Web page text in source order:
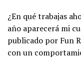
¿En qué trabajas
año aparecerá mi
publicado por Fun
con un